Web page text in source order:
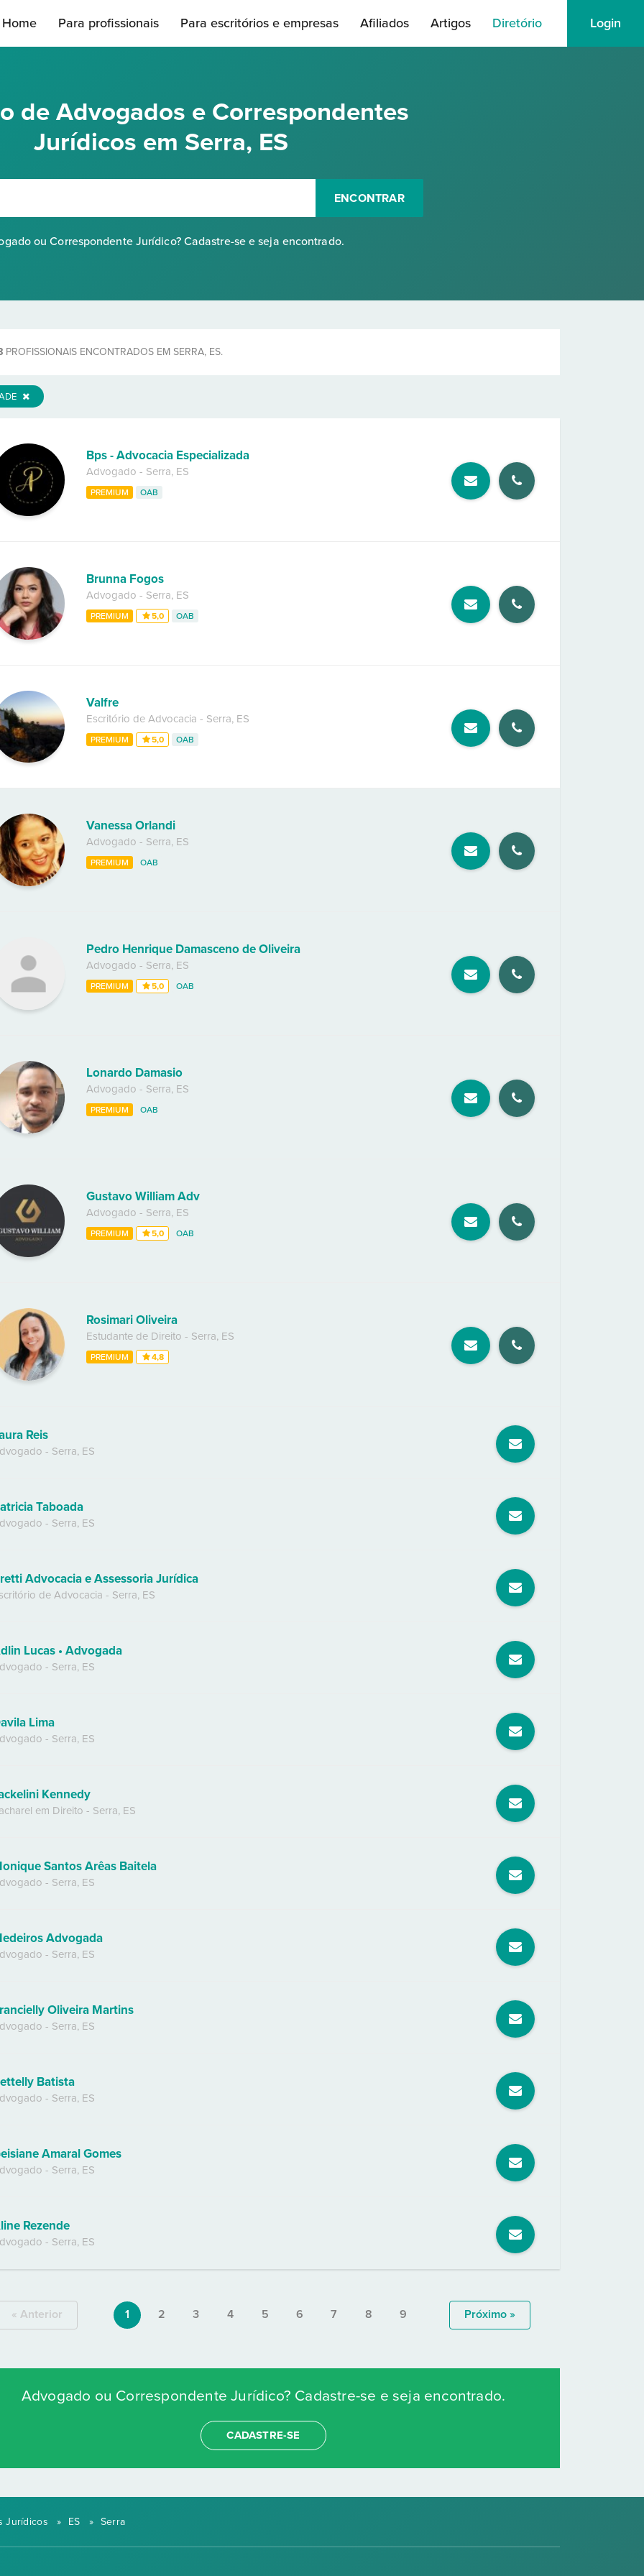
Home Para profissionais Para escritórios e empresas Afiliados Artigos Diretório Login
de Advogados e Correspondentes
Jurídicos em Serra, ES
ENCONTRAR
ou Correspondente Jurídico? Cadastre-se e seja encontrado.
PROFISSIONAIS ENCONTRADOS EM SERRA, ES.
Bps - Advocacia Especializada
Advogado - Serra, ES
PREMIUM OAB
Brunna Fogos
Advogado - Serra, ES
PREMIUM 5,0 OAB
Valfre
Escritório de Advocacia - Serra, ES
PREMIUM 5,0 OAB
Vanessa Orlandi
Advogado - Serra, ES
PREMIUM OAB
Pedro Henrique Damasceno de Oliveira
Advogado - Serra, ES
PREMIUM 5,0 OAB
Lonardo Damasio
Advogado - Serra, ES
PREMIUM OAB
Gustavo William Adv
Advogado - Serra, ES
PREMIUM 5,0 OAB
Rosimari Oliveira
Estudante de Direito - Serra, ES
PREMIUM 4,8
Reis
- Serra, ES
Taboada
- Serra, ES
Advocacia e Assessoria Jurídica
de Advocacia - Serra, ES
Lucas • Advogada
- Serra, ES
Lima
- Serra, ES
Kennedy
em Direito - Serra, ES
Santos Arêas Baitela
- Serra, ES
Advogada
- Serra, ES
Oliveira Martins
- Serra, ES
Batista
- Serra, ES
Amaral Gomes
- Serra, ES
Rezende
- Serra, ES
« Anterior 1 2 3 4 5 6 7 8 9 Próximo »
Advogado ou Correspondente Jurídico? Cadastre-se e seja encontrado.
CADASTRE-SE
Jurídicos » ES » Serra